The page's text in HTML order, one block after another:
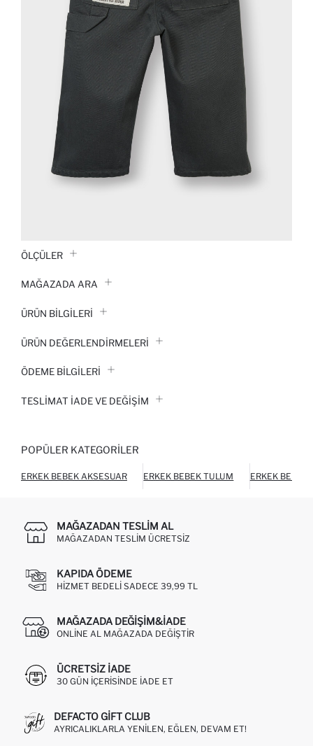
ÖLÇÜLER
MAĞAZADA ARA
ÜRÜN BILGILERI
ÜRÜN DEĞERLENDİRMELERİ
ÖDEME BİLGİLERİ
TESLIMAT İADE VE DEĞIŞIM
POPÜLER KATEGORILER
ERKEK BEBEK AKSESUAR ERKEK BEBEK TULUM ERKEK BEBEK
MAĞAZADAN TESLIM AL
MAĞAZADAN TESLIM ÜCRETSIZ
KAPIDA ÖDEME
HIZMET BEDELI SADECE 39,99 TL
MAĞAZADA DEĞIŞIM&İADE
ONLINE AL MAĞAZADA DEĞIŞTIR
ÜCRETSIZ IADE
30 GÜN IÇERISINDE IADE ET
DEFACTO GIFT CLUB
AYRICALIKLARLA YENILEN, EĞLEN, DEVAM ET!